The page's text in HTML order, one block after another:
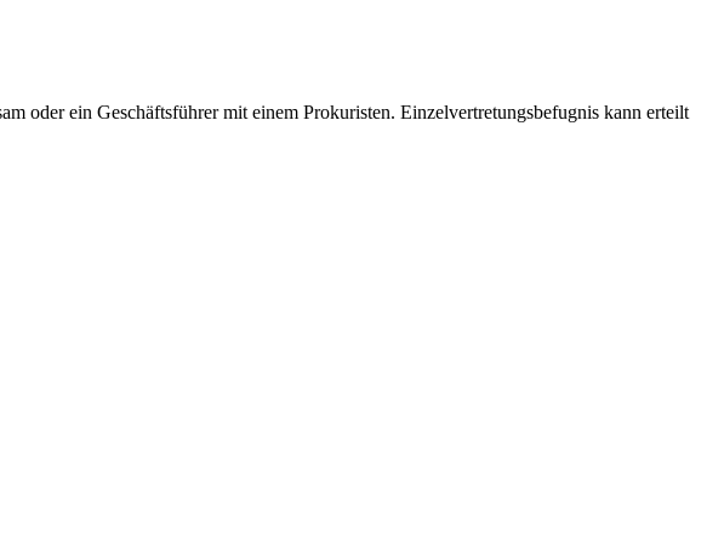
oder ein Geschäftsführer mit einem Prokuristen. Einzelvertretungsbefugnis kann erteilt